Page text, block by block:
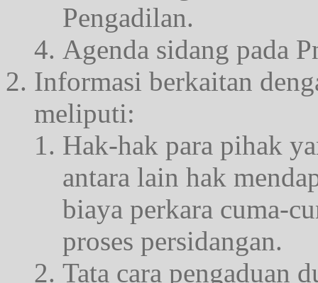
Pengadilan.
Agenda sidang pada
Informasi berkaitan
meliputi:
Hak-hak para pihak
antara lain hak
biaya perkara cuma-
proses persidangan.
Tata cara pengaduan